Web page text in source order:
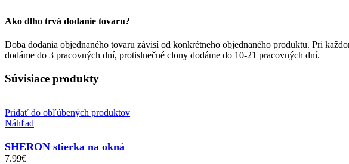
Ako dlho trvá dodanie tovaru?
Doba dodania objednaného tovaru závisí od konkrétneho objednaného produktu. Pri
dodáme do 3 pracovných dní, protislnečné clony dodáme do 10-21 pracovných dní.
Súvisiace produkty
Pridať do obľúbených produktov
Náhľad
SHERON stierka na okná
7.99€